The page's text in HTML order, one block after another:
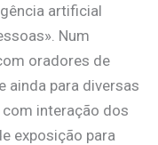
artificial
Num
oradores de
ainda para diversas
interação dos
exposição para